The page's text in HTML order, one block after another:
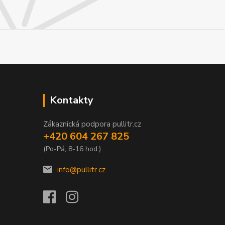
Kontakty
Zákaznická podpora pullitr.cz
+420 604 267 825
(Po-Pá, 8-16 hod.)
info@pullitr.cz